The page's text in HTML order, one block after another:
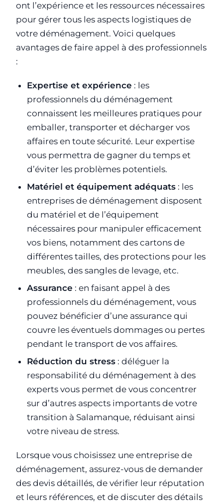
ont l’expérience et les ressources nécessaires
pour gérer tous les aspects logistiques de
votre déménagement. Voici quelques
avantages de faire appel à des professionnels
:
Expertise et expérience : les
professionnels du déménagement
connaissent les meilleures pratiques pour
emballer, transporter et décharger vos
affaires en toute sécurité. Leur expertise
vous permettra de gagner du temps et
d’éviter les problèmes potentiels.
Matériel et équipement adéquats : les
entreprises de déménagement disposent
du matériel et de l’équipement
nécessaires pour manipuler efficacement
vos biens, notamment des cartons de
différentes tailles, des protections pour les
meubles, des sangles de levage, etc.
Assurance : en faisant appel à des
professionnels du déménagement, vous
pouvez bénéficier d’une assurance qui
couvre les éventuels dommages ou pertes
pendant le transport de vos affaires.
Réduction du stress : déléguer la
responsabilité du déménagement à des
experts vous permet de vous concentrer
sur d’autres aspects importants de votre
transition à Salamanque, réduisant ainsi
votre niveau de stress.
Lorsque vous choisissez une entreprise de
déménagement, assurez-vous de demander
des devis détaillés, de vérifier leur réputation
et leurs références, et de discuter des détails